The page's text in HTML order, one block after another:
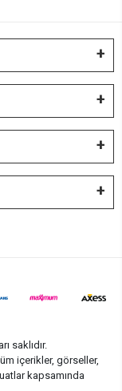
saklıdır.
içerikler, görseller,
kapsamında